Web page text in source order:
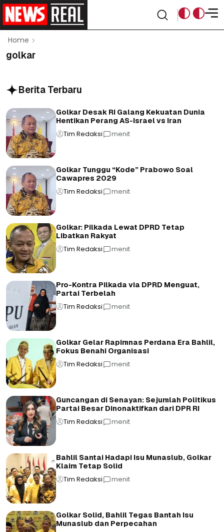
Home
golkar
Berita Terbaru
Golkar Desak RI Galang Kekuatan Dunia
Hentikan Perang AS-Israel vs Iran
Tim Redaksi menit
Golkar Tunggu “Kode” Prabowo Soal
Cawapres 2029
Tim Redaksi menit
Golkar: Pilkada Lewat DPRD Tetap
Libatkan Rakyat
Tim Redaksi menit
Pro-Kontra Pilkada via DPRD Menguat,
Partai Terbelah
Tim Redaksi menit
Golkar Gelar Rapimnas Perdana Era Bahlil,
Fokus Benahi Organisasi
Tim Redaksi menit
Guncangan di Senayan: Sejumlah Politikus
Partai Besar Dinonaktifkan dari DPR RI
Tim Redaksi menit
Bahlil Santai Hadapi Isu Munaslub, Golkar
Klaim Tetap Solid
Tim Redaksi menit
Golkar Solid, Bahlil Tegas Bantah Isu
Munaslub dan Perpecahan